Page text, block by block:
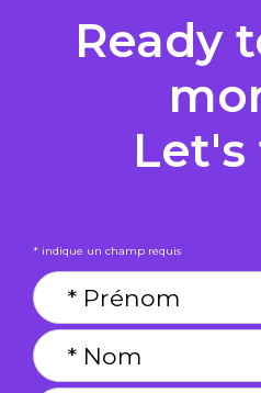
Ready
Let's
* indique un champ requis